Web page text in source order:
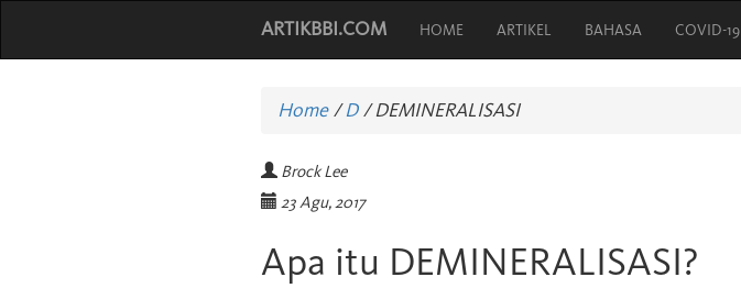
ARTIKBBI.COM HOME ARTIKEL BAHASA COVID-19
Home/D /DEMINERALISASI
Brock Lee
23 Agu, 2017
Apa itu DEMINERALISASI?